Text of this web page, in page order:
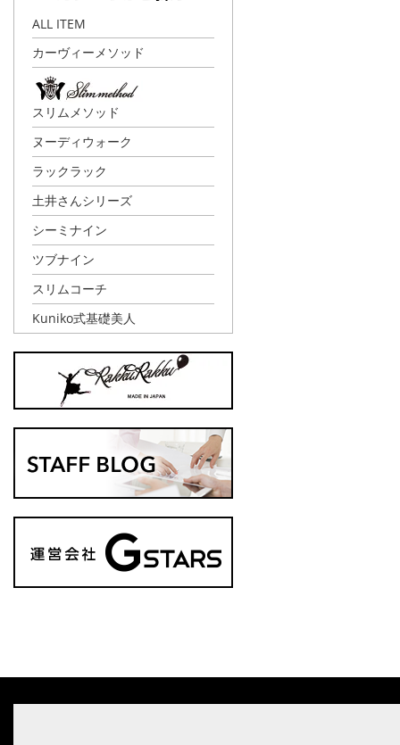
ALL ITEM
カーヴィーメソッド
スリムメソッド
ヌーディウォーク
ラックラック
土井さんシリーズ
シーミナイン
ツブナイン
スリムコーチ
Kuniko式基礎美人